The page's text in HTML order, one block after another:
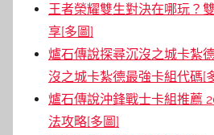
王者榮耀雙生對決在哪玩？
享[多圖]
爐石傳說探尋沉沒之城卡紮
沒之城卡紮德最強卡組代碼[
爐石傳說沖鋒戰士卡組推薦
法攻略[多圖]